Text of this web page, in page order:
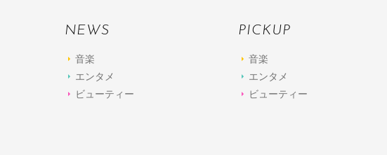
NEWS
音楽
エンタメ
ビューティー
PICKUP
音楽
エンタメ
ビューティー